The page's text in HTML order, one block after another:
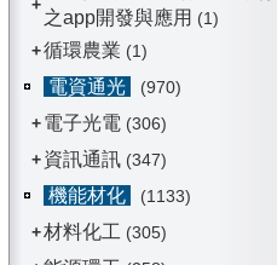
+
之app開發與應用 (1)
+循環農業 (1)
電資通光
(970)
+ 電子光電 (306)
+ 資訊通訊(347)
機能材化
(1133)
+材料化工 (305)